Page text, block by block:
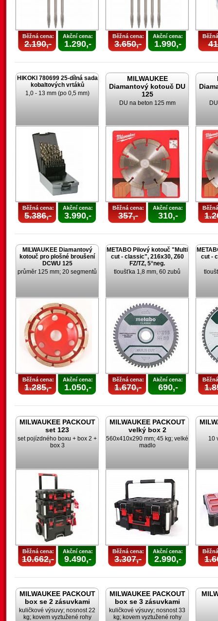
Běžná cena:
2.190,-
Akční cena:
1.290,-
Běžná cena:
3.650,-
Akční cena:
1.990,-
HIKOKI 780699 25-dílná sada
kobaltových vrtáků
1,0 - 13 mm (po 0,5 mm)
Běžná cena:
5.386,-
Akční cena:
3.990,-
MILWAUKEE
Diamantový kotouč DU
125
DU na beton 125 mm
Běžná cena:
357,-
Akční cena:
310,-
MILWAUKEE Diamantový
kotouč pro plošné broušení
DCWU 125
průměr 125 mm; 20 segmentů
Běžná cena:
1.285,-
Akční cena:
1.050,-
METABO Pilový kotouč "Multi
cut - classic", 216x30, Z60
FZ/TZ, 5°neg.
tloušťka 1,8 mm, 60 zubů
Běžná cena:
1.670,-
Akční cena:
690,-
cut -
MILWAUKEE PACKOUT
set 123
set pojízdného boxu + box 2 +
box 3
Běžná cena:
10.662,-
Akční cena:
9.490,-
MILWAUKEE PACKOUT
velký box 2
560x410x290 mm; 45 kg; velké
madlo
Běžná cena:
3.307,-
Akční cena:
2.990,-
10
MILWAUKEE PACKOUT
box se 2 zásuvkami
kuličkové výsuvy; nosnost 22
kg; kovem vyztužené rohy
MILWAUKEE PACKOUT
box se 3 zásuvkami
kuličkové výsuvy; nosnost 33
kg; kovem vyztužené rohy